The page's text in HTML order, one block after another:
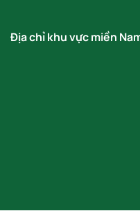
Địa chỉ khu vực miền